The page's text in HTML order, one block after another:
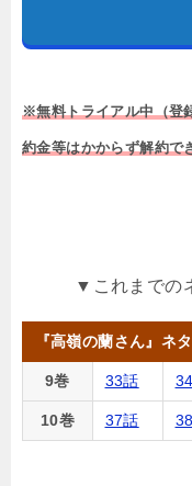
※無料トライアル中（登
約金等はかからず解約で
▼これまでの
『高嶺の蘭さん』ネ
9巻 33話
10巻 37話